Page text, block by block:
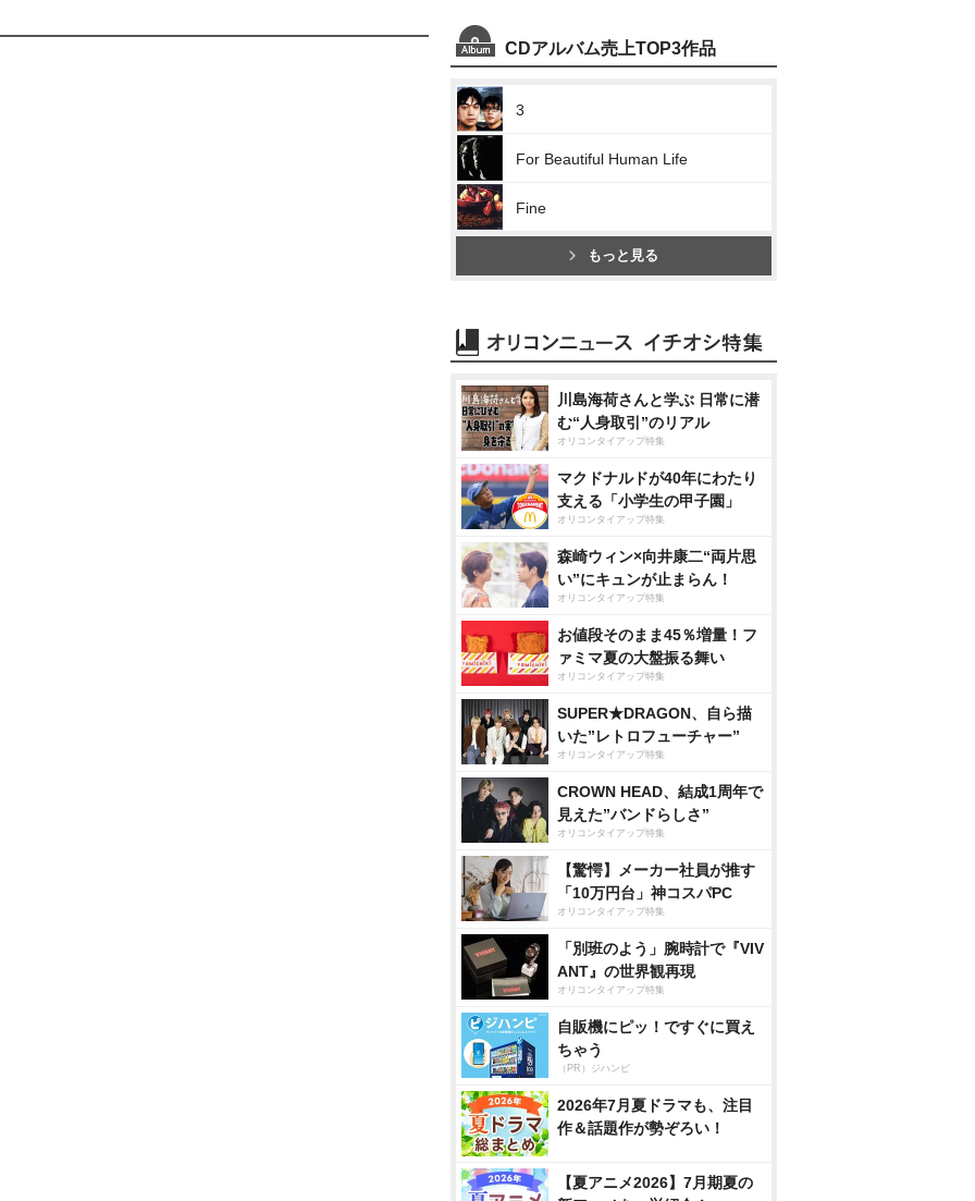
CDアルバム売上TOP3作品
3
For Beautiful Human Life
Fine
もっと見る
川島海荷さんと学ぶ 日常に潜
む“人身取引”のリアル
オリコンタイアップ特集
マクドナルドが40年にわたり
支える「小学生の甲子園」
オリコンタイアップ特集
森崎ウィン×向井康二“両片思
い”にキュンが止まらん！
オリコンタイアップ特集
お値段そのまま45％増量！フ
ァミマ夏の大盤振る舞い
オリコンタイアップ特集
SUPER★DRAGON、自ら描
いた”レトロフューチャー”
オリコンタイアップ特集
CROWN HEAD、結成1周年で
見えた”バンドらしさ”
オリコンタイアップ特集
【驚愕】メーカー社員が推す
「10万円台」神コスパPC
オリコンタイアップ特集
「別班のよう」腕時計で『VIV
ANT』の世界観再現
オリコンタイアップ特集
自販機にピッ！ですぐに買え
ちゃう
（PR）ジハンピ
2026年7月夏ドラマも、注目
作＆話題作が勢ぞろい！
【夏アニメ2026】7月期夏の